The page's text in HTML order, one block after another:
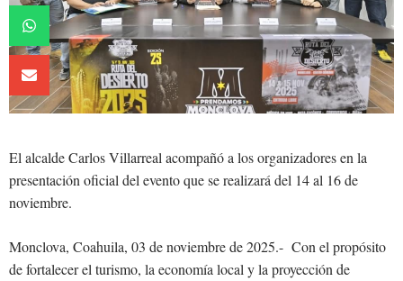
El alcalde Carlos Villarreal acompañó a los organizadores en la
presentación oficial del evento que se realizará del 14 al 16 de
noviembre.
Monclova, Coahuila, 03 de noviembre de 2025.- Con el propósito
de fortalecer el turismo, la economía local y la proyección de